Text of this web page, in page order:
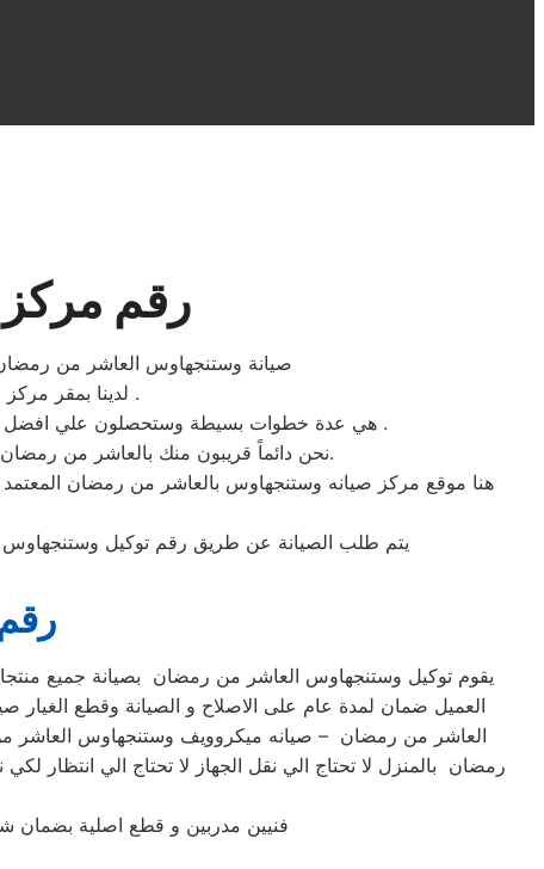
رقم
صيانة وستنجهاوس العاشر من
لدينا بمقر مركز صيانه وستنجهاوس العاشر من رمضان ستجدون سهولة الخدمة لتواجد المكونات الاصلية .
هي عدة خطوات بسيطة وستحصلون علي افضل خدمات اصلاح الاجهزة الكهربائية المنزلية وستنجهاوس بحد اقصي اربعة وعشرون ساعة بجميع احياء العاشر من رمضان .
نحن دائماً قريبون منك بالعاشر من رمضان والمناطق المحيطة، نحن بجانبك لتقديم الدعم الفني والمشورة وضمان إصلاح سريع، فقط ثق بنا وبكفائتنا المهنية.
هنا موقع مركز صيانه وستنجهاوس بالعاشر من رمضان المعتمد
يتم طلب الصيانة عن طريق رقم توكيل وستنجهاوس الموحد 0235699066 أو الموقع الالكترونى او الارقام المبينة بالموقع . يتم خلال دقائق تسجيل
يقوم توكيل وستنجهاوس العاشر من رمضان بصيانة جميع
العميل ضمان لمدة عام على الاصلاح و الصيانة وقطع
العاشر من رمضان – صيانه ميكروويف وستنجهاوس
رمضان بالمنزل لا تحتاج الي نقل الجهاز لا تحتاج الي
فنيين مدربين و قطع اصلية بضمان